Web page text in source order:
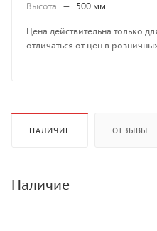
Высота
— 500 мм
Цена действительна только
отличаться от цен в
НАЛИЧИЕ ОТЗЫВЫ
Наличие